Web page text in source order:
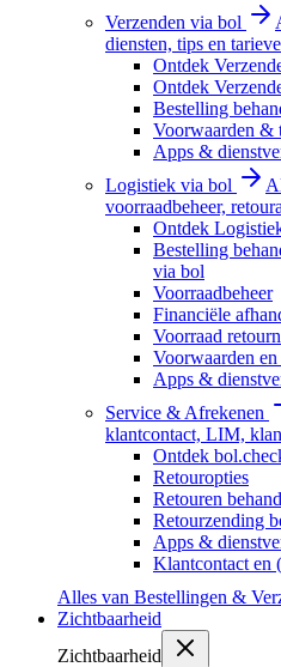
Verzenden via bol
diensten, tips en
Ontdek
Ontdek
Bestelling
Voorwaarden &
Apps &
Logistiek via bol
voorraadbeheer,
Ontdek
Bestelling
via bol
Voorraadbeheer
Financiële
Voorraad
Voorwaarden en
Apps &
Service & Afrekenen
klantcontact, LIM,
Ontdek
Retouropties
Retouren
Retourzending
Apps &
Klantcontact en
Alles van Bestellingen &
Zichtbaarheid
Zichtbaarheid